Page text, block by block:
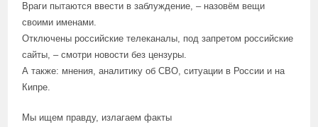
Враги пытаются ввести в заблуждение, – назовём вещи
своими именами.
Отключены российские телеканалы, под запретом российские
сайты, – смотри новости без цензуры.
А также: мнения, аналитику об СВО, ситуации в России и на
Кипре.
Мы ищем правду, излагаем факты